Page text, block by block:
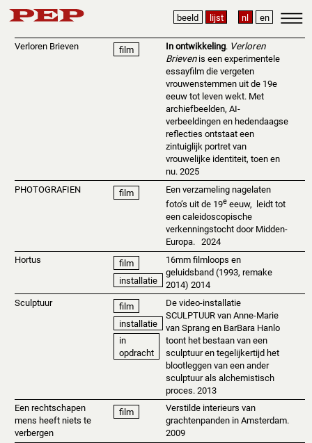
en
nl
lijst
beeld
Verloren Brieven film In ontwikkeling. Verloren
Brievenis een experimentele
essayfilm die vergeten
vrouwenstemmen uit de 19e
eeuw tot leven wekt. Met
archiefbeelden, AI-
verbeeldingen en hedendaagse
reflecties ontstaat een
zintuiglijk portret van
vrouwelijke identiteit, toen en
nu. 2025
PHOTOGRAFIEN
film
Een verzameling nagelaten
foto’s uit de 19eeeuw, leidt tot
een caleidoscopische
verkenningstocht door Midden-
Europa. 2024
Hortus
film
installatie
16mm filmloops en
geluidsband (1993, remake
2014) 2014
Sculptuur
film
installatie
in
opdracht
De video-installatie
SCULPTUUR van Anne-Marie
van Sprang en BarBara Hanlo
toont het bestaan ​​van een
sculptuur en tegelijkertijd het
blootleggen van een ander
sculptuur als alchemistisch
proces. 2013
Een rechtschapen
mens heeft niets te
verbergen
film
Verstilde interieurs van
grachtenpanden in Amsterdam.
2009